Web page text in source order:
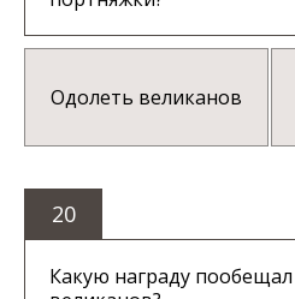
Одолеть великанов
20
Какую награду